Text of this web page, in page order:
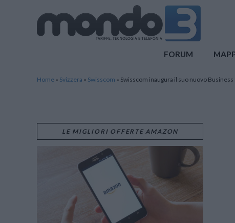
FORUM
Home » Svizzera » Swisscom » Swisscom inaugura il suo nuovo Business
LE MIGLIORI OFFERTE AMAZON